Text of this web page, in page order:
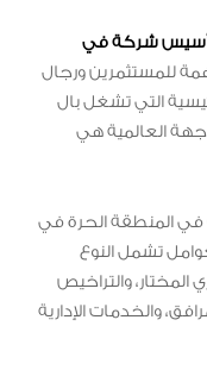
شركة في
للمستثمرين ورجال
التي تشغل بال
العالمية هي
في المنطقة الحرة في
تشمل النوع
والتراخيص
والخدمات الإدارية